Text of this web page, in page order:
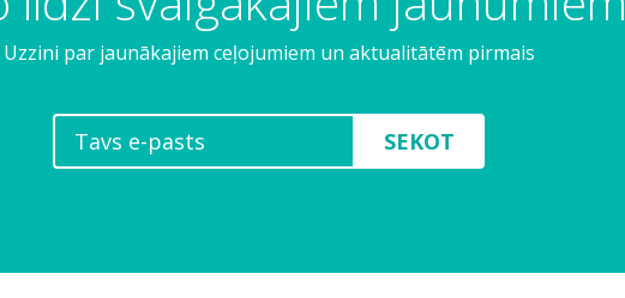
Uzzini par jaunākajiem ceļojumiem un aktualitātēm pirmais
SEKOT